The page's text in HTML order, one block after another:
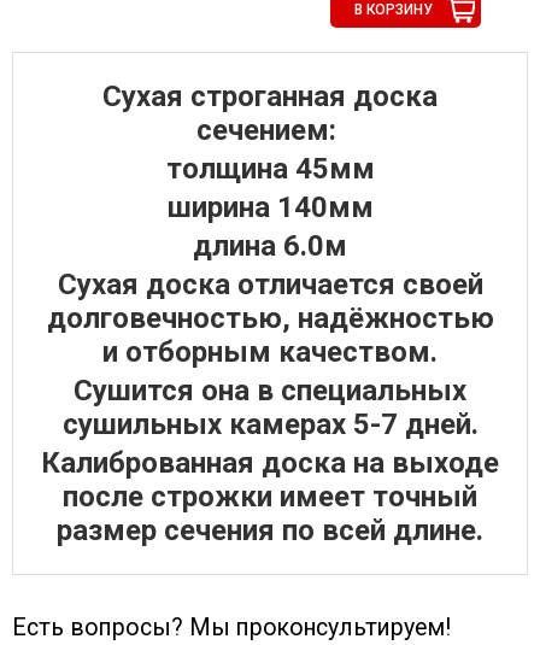
В КОРЗИНУ
Сухая строганная доска
сечением:
толщина 45мм
ширина 140мм
длина 6.0м
Сухая доска отличается своей
долговечностью, надёжностью
и отборным качеством.
Сушится она в специальных
сушильных камерах 5-7 дней.
Калиброванная доска на выходе
после строжки имеет точный
размер сечения по всей длине.
Есть вопросы? Мы проконсультируем!